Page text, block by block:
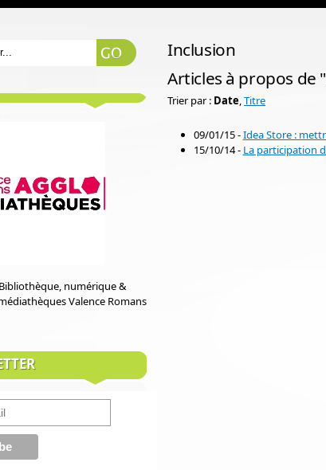
Inclusion
Articles à propos de
Trier par : Date,Titre
09/01/15 -Idea Store :
15/10/14 - La participation
numérique &
Valence Romans